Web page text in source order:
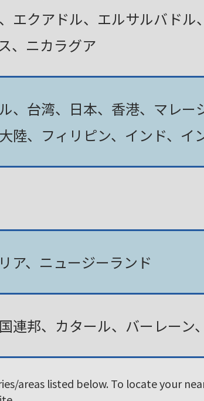
エクアドル、エルサルバドル
、ニカラグア
、台湾、日本、香港、マレー
陸、フィリピン、インド、イ
ア、ニュージーランド
連邦、カタール、バーレーン
areas listed below. To locate your